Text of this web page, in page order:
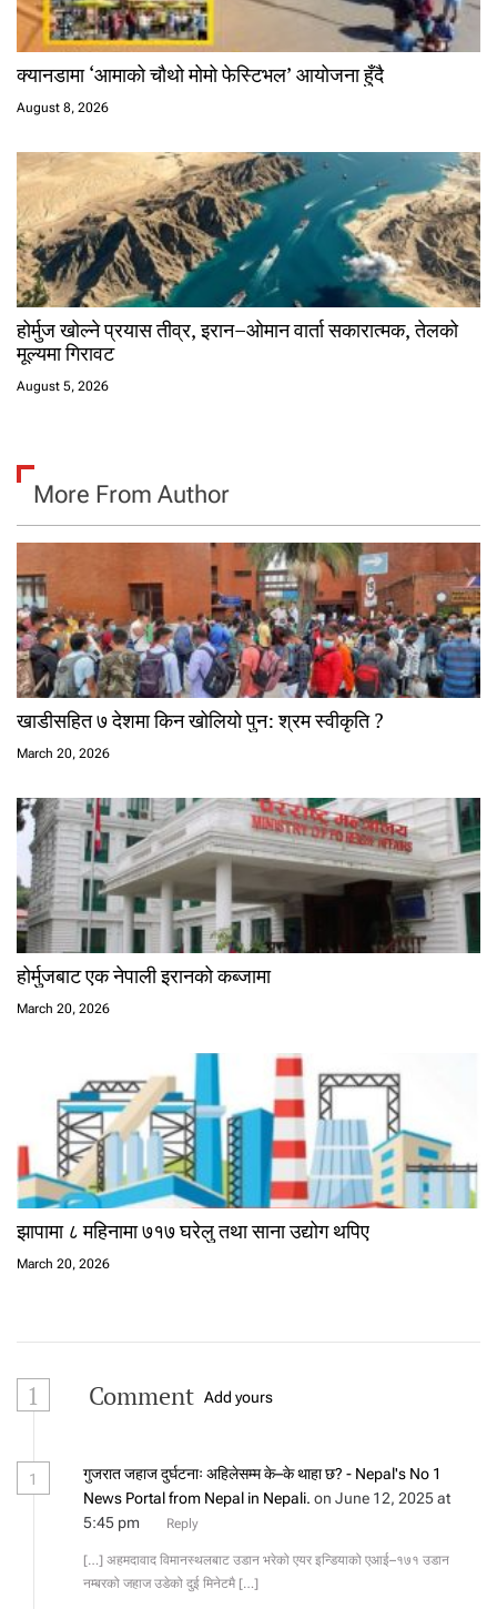
क्यानडामा ‘आमाको चौथो मोमो फेस्टिभल’ आयोजना हुँदै
August 8, 2026
होर्मुज खोल्ने प्रयास तीव्र, इरान–ओमान वार्ता सकारात्मक, तेलको
मूल्यमा गिरावट
August 5, 2026
More From Author
खाडीसहित ७ देशमा किन खोलियो पुन: श्रम स्वीकृति ?
March 20, 2026
होर्मुजबाट एक नेपाली इरानको कब्जामा
March 20, 2026
झापामा ८ महिनामा ७१७ घरेलु तथा साना उद्योग थपिए
March 20, 2026
1 Comment Add yours
1
गुजरात जहाज दुर्घटनाः अहिलेसम्म के–के थाहा छ? - Nepal's No 1
News Portal from Nepal in Nepali. on June 12, 2025 at
5:45 pm
Reply
[…] अहमदावाद विमानस्थलबाट उडान भरेको एयर इन्डियाको एआई–१७१ उडान
नम्बरको जहाज उडेको दुई मिनेटमै […]